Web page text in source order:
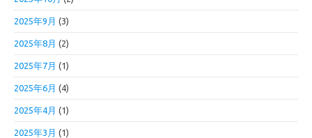
2025年9月 (3)
2025年8月 (2)
2025年7月 (1)
2025年6月 (4)
2025年4月 (1)
2025年3月 (1)